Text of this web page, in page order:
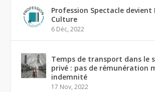
Profession Spectacle devient
Culture
6 Déc, 2022
Temps de transport dans le
privé : pas de rémunération
indemnité
17 Nov, 2022